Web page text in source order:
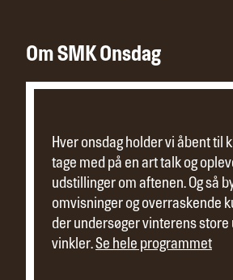
Om SMK Onsdag
Hver onsdag holder vi åbent til
tage med på en art talk og
udstillinger om aftenen. Og så
omvisninger og overraskende
der undersøger vinterens store
vinkler.Se hele programmet